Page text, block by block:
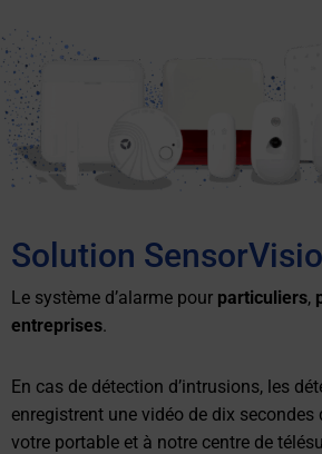
Solution
Le système d’alarme pour particuliers,
entreprises.
En cas de détection d’intrusions, les
enregistrent une vidéo de dix
votre portable et à notre centre de